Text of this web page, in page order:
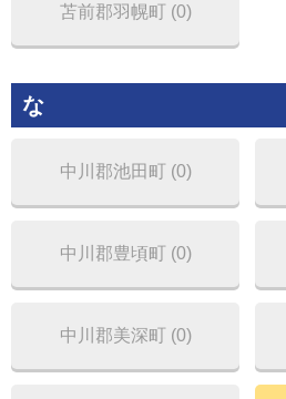
苫前郡羽幌町 (0)
な
中川郡池田町 (0)
中川郡豊頃町 (0)
中川郡美深町 (0)